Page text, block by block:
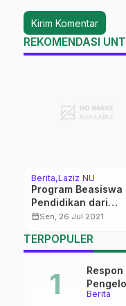
REKOMENDASI
Berita Laziz NU
Program Beasiswa
Pendidikan dari
Lazisnu Pati
calendar_monthSen, 26 Jul 2021
TERPOPULER
Berita